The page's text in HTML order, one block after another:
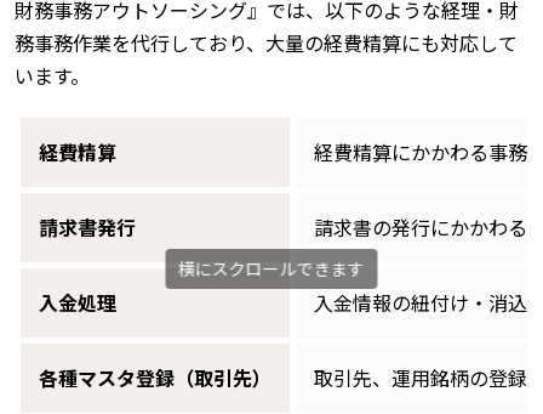
財務事務アウトソーシング』では、以下のような経理・財
務事務作業を代行しており、大量の経費精算にも対応して
います。
経費精算 経費精算にかかわる事務
請求書発行 請求書の発行にかかわる
入金処理 入金情報の紐付け・消込
各種マスタ登録（取引先） 取引先、運用銘柄の登録